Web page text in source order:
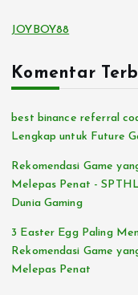
JOYBOY88
Komentar
best binance referral
Lengkap untuk Future
Rekomendasi Game
Melepas Penat -
Dunia Gaming
3 Easter Egg Paling
Rekomendasi Game
Melepas Penat